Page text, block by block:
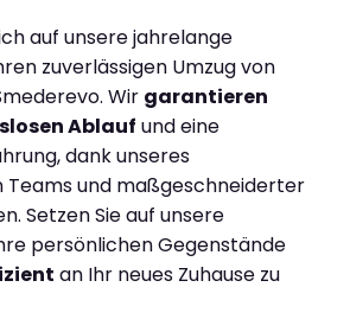
auf unsere jahrelange
zuverlässigen Umzug von
Wir garantieren
Ablauf und eine
dank unseres
Teams und maßgeschneiderter
Setzen Sie auf unsere
persönlichen Gegenstände
an Ihr neues Zuhause zu